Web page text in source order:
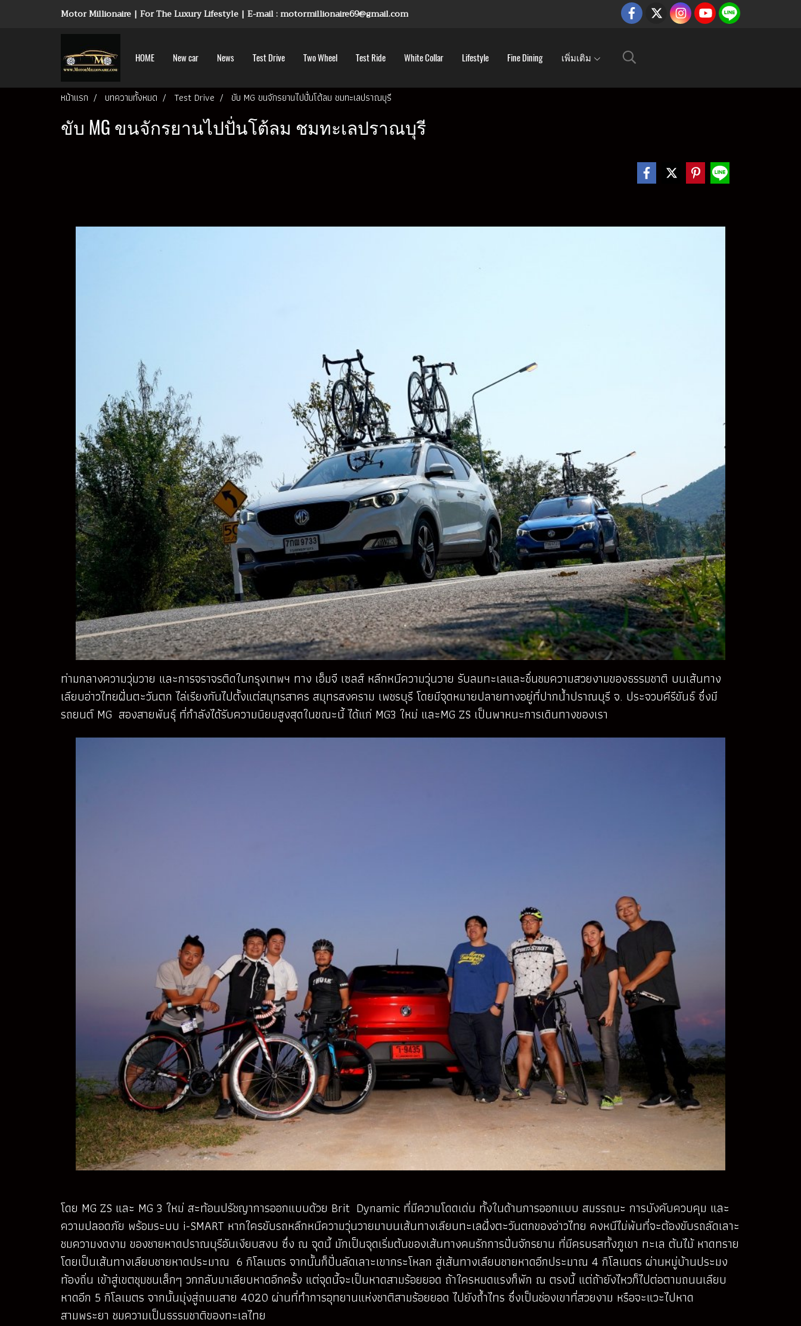
Motor Millionaire | For The Luxury Lifestyle | E-mail : motormillionaire69@gmail.com
HOME New car News Test Drive Two Wheel Test Ride White Collar Lifestyle Fine Dining เพิ่มเติม
หน้าแรก บทความทั้งหมด Test Drive ขับ MG ขนจักรยานไปปั่นโต้ลม ชมทะเลปราณบุรี
ขับ MG ขนจักรยานไปปั่นโต้ลม ชมทะเลปราณบุรี
ท่ามกลางความวุ่มวาย และการจราจรติดในกรุงเทพฯ ทาง เอ็มจี เซลส์ หลีกหนีความวุ่นวาย รับลมทะเลและชื่นชมความสวยงามของธรรมชาติ บนเส้นทาง
เลียบอ่าวไทยฝั่นตะวันตก ไล่เรียงกันไปตั้งแต่สมุทรสาคร สมุทรสงคราม เพชรบุรี โดยมีจุดหมายปลายทางอยู่ที่ปากน้ำปราณบุรี จ. ประจวบคีรีขันธ์ ซึ่งมี
รถยนต์ MG สองสายพันธุ์ ที่กำลังได้รับความนิยมสูงสุดในขณะนี้ ได้แก่ MG3 ใหม่ และMG ZS เป็นพาหนะการเดินทางของเรา
โดย MG ZS และ MG 3 ใหม่ สะท้อนปรัชญาการออกแบบด้วย Brit Dynamic ที่มีความโดดเด่น ทั้งในด้านการออกแบบ สมรรถนะ การบังคับควบคุม และ
ความปลอดภัย พร้อมระบบ i-SMART หากใครขับรถหลีกหนีความวุ่นวายมาบนเส้นทางเลียบทะเลฝั่งตะวันตกของอ่าวไทย คงหนีไม่พ้นที่จะต้องขับรถลัดเลาะ
ชมความงดงาม ของชายหาดปราณบุรีอันเงียบสงบ ซึ่ง ณ จุดนี้ มักเป็นจุดเริ่มต้นของเส้นทางคนรักการปั่นจักรยาน ที่มีครบรสทั้งภูเขา ทะเล ต้นไม้ หาดทราย
โดยเป็นเส้นทางเลียบชายหาดประมาณ 6 กิโลเมตร จากนั้นก็ปั่นลัดเลาะเขากระโหลก สู่เส้นทางเลียบชายหาดอีกประมาณ 4 กิโลเมตร ผ่านหมู่บ้านประมง
ท้องถิ่น เข้าสู่เขตชุมชนเล็กๆ วกกลับมาเลียบหาดอีกครั้ง แต่จุดนี้จะเป็นหาดสามร้อยยอด ถ้าใครหมดแรงก็พัก ณ ตรงนี้ แต่ถ้ายังไหวก็ไปต่อตามถนนเลียบ
หาดอีก 5 กิโลเมตร จากนั้นมุ่งสู่ถนนสาย 4020 ผ่านที่ทำการอุทยานแห่งชาติสามร้อยยอด ไปยังถ้ำไทร ซึ่งเป็นช่องเขาที่สวยงาม หรือจะแวะไปหาด
สามพระยา ชมความเป็นธรรมชาติของทะเลไทย